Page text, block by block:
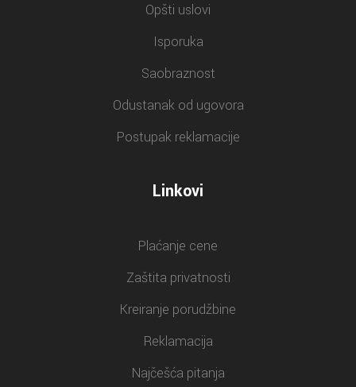
Opšti uslovi
Isporuka
Saobraznost
Odustanak od ugovora
Postupak reklamacije
Linkovi
Plaćanje cene
Zaštita privatnosti
Kreiranje porudžbine
Reklamacija
Najčešća pitanja